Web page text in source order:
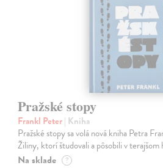
Pražské stopy
Frankl Peter| Kniha
Pražské stopy sa volá nová kniha Petra
Žiliny, ktorí študovali a pôsobili v
Na sklade ?